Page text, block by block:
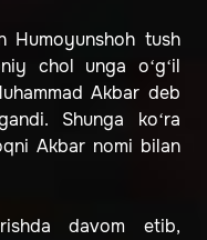
Humoyunshoh tush
chol unga o‘g‘il
Akbar deb
Shunga ko‘ra
Akbar nomi bilan
davom etib,